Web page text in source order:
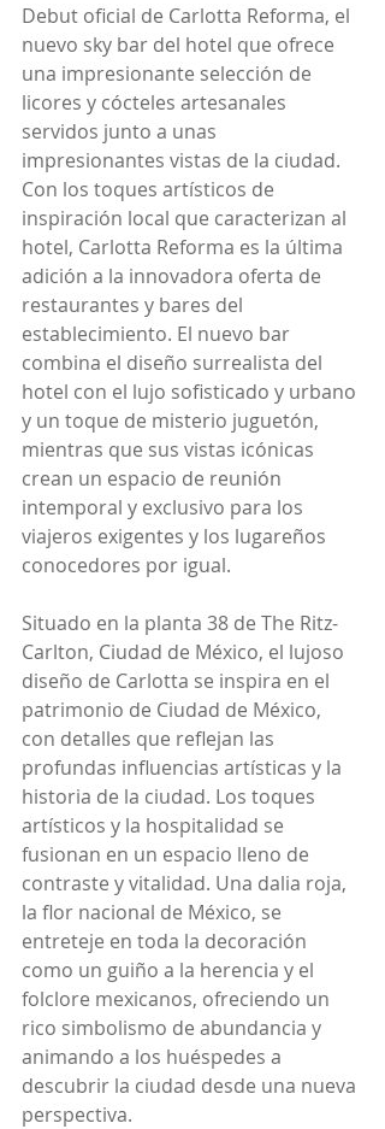
Debut oficial de Carlotta Reforma, el
nuevo sky bar del hotel que ofrece
una impresionante selección de
licores y cócteles artesanales
servidos junto a unas
impresionantes vistas de la ciudad.
Con los toques artísticos de
inspiración local que caracterizan al
hotel, Carlotta Reforma es la última
adición a la innovadora oferta de
restaurantes y bares del
establecimiento. El nuevo bar
combina el diseño surrealista del
hotel con el lujo sofisticado y urbano
y un toque de misterio juguetón,
mientras que sus vistas icónicas
crean un espacio de reunión
intemporal y exclusivo para los
viajeros exigentes y los lugareños
conocedores por igual.
Situado en la planta 38 de The Ritz-
Carlton, Ciudad de México, el lujoso
diseño de Carlotta se inspira en el
patrimonio de Ciudad de México,
con detalles que reflejan las
profundas influencias artísticas y la
historia de la ciudad. Los toques
artísticos y la hospitalidad se
fusionan en un espacio lleno de
contraste y vitalidad. Una dalia roja,
la flor nacional de México, se
entreteje en toda la decoración
como un guiño a la herencia y el
folclore mexicanos, ofreciendo un
rico simbolismo de abundancia y
animando a los huéspedes a
descubrir la ciudad desde una nueva
perspectiva.